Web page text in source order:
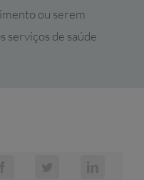
ou serem
serviços de saúde